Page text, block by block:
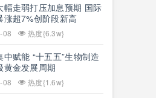
幅走弱打压加息预期 国际
涨超7%创阶段新高
08 热度{6.3w}
中赋能 “十五五”生物制造
黄金发展周期
08 热度{1.6w}